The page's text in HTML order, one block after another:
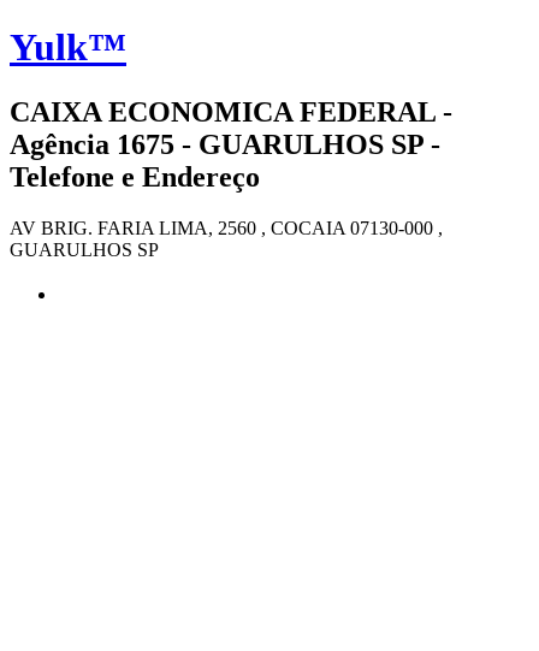
Yulk™
CAIXA ECONOMICA FEDERAL -
Agência 1675 - GUARULHOS SP -
Telefone e Endereço
AV BRIG. FARIA LIMA, 2560 , COCAIA 07130-000 ,
GUARULHOS SP